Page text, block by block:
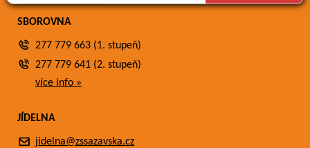
SBOROVNA
277 779 663 (1. stupeň)
277 779 641 (2. stupeň)
více info »
JÍDELNA
jidelna@zssazavska.cz